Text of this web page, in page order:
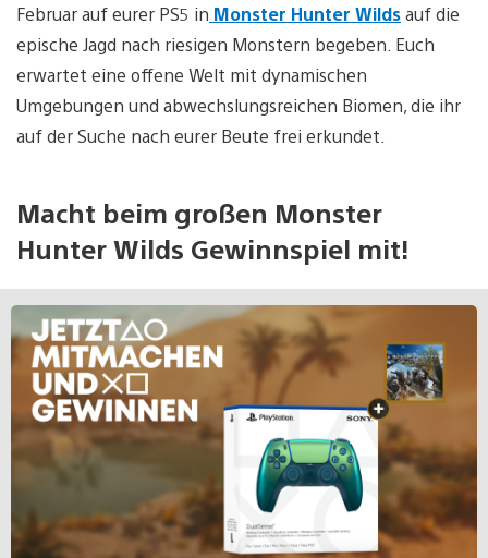
Februar auf eurer PS5 in Monster Hunter Wildsauf die
epische Jagd nach riesigen Monstern begeben. Euch
erwartet eine offene Welt mit dynamischen
Umgebungen und abwechslungsreichen Biomen, die ihr
auf der Suche nach eurer Beute frei erkundet.
Macht beim großen Monster
Hunter Wilds Gewinnspiel mit!